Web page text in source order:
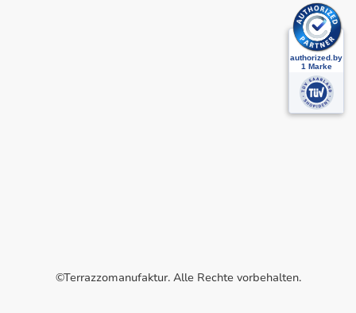
©Terrazzomanufaktur. Alle Rechte vorbehalten.